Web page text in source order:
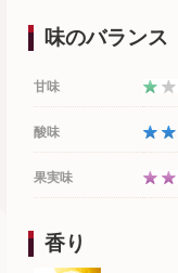
味のバランス
甘味
酸味
果実味
香り